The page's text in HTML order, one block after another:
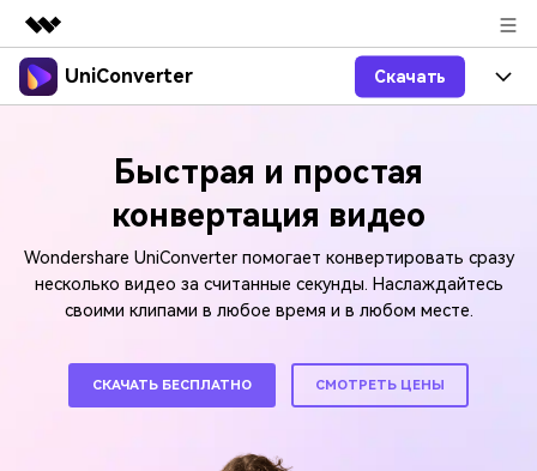
Рекомендуемые продукты
Управление данными
Новости
Покупка
Поддержка
UniConverter Скачать
Видео/Аудио
AI функции
Больше инструментов
Руководство
Блог
Пользователи DVD
Поддержка
Быстрая и простая
конвертация видео
Wondershare UniConverter помогает конвертировать сразу
несколько видео за считанные секунды. Наслаждайтесь
своими клипами в любое время и в любом месте.
СКАЧАТЬ БЕСПЛАТНО СМОТРЕТЬ ЦЕНЫ